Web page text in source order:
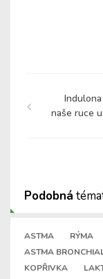
naše ruce
Podobná
ASTMA RÝMA
ASTMA
KOPŘIVKA